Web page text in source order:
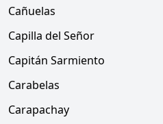
Cañuelas
Capilla del Señor
Capitán Sarmiento
Carabelas
Carapachay